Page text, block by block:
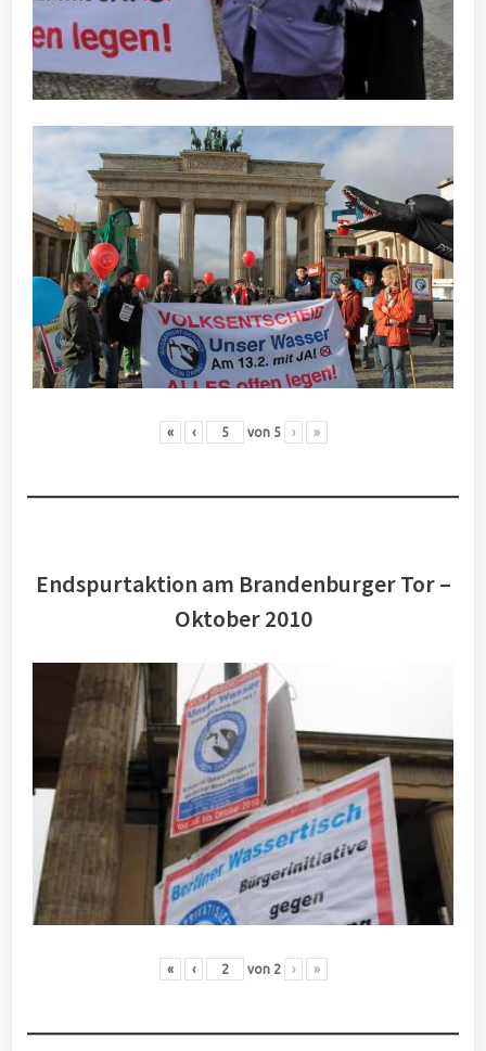
« ‹ von 5 › »
Endspurtaktion am Brandenburger Tor –
Oktober 2010
« ‹ von 2 › »